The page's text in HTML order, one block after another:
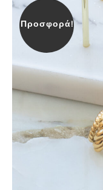
Προσφορά!